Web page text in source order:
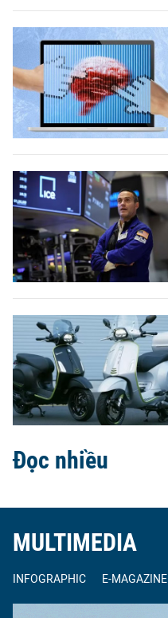
Đọc nhiều
MULTIMEDIA
INFOGRAPHIC E-MAGAZINE